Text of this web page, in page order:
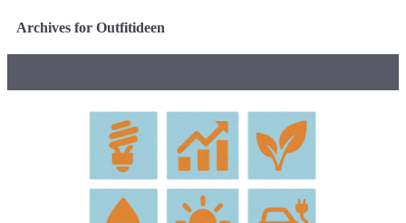
Archives for Outfitideen